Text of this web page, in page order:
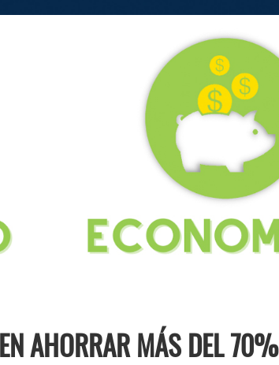
AHORRAR MÁS DEL 70%